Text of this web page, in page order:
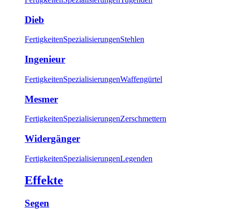
Dieb
FertigkeitenSpezialisierungenStehlen
Ingenieur
FertigkeitenSpezialisierungenWaffengürtel
Mesmer
FertigkeitenSpezialisierungenZerschmettern
Widergänger
FertigkeitenSpezialisierungenLegenden
Effekte
Segen